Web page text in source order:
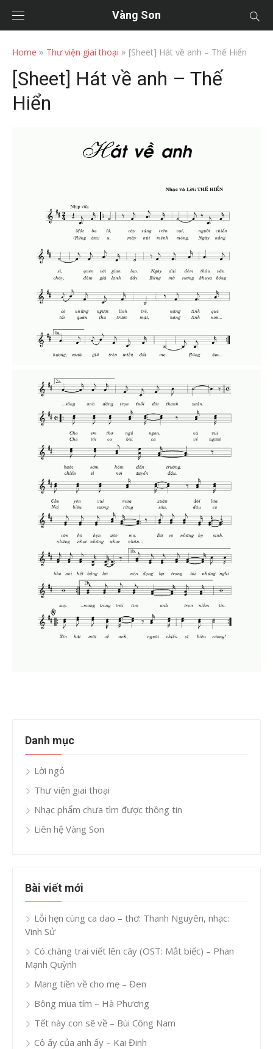
Vàng Son
Home » Thư viện giai thoại » [Sheet] Hát về anh – Thế Hiển
[Sheet] Hát về anh – Thế
Hiển
Danh mục
Lời ngỏ
Thư viện giai thoại
Nhạc phẩm chưa tìm được thông tin
Liên hệ Vàng Son
Bài viết mới
Lỗi hẹn cùng ca dao – thơ: Thanh Nguyên, nhạc:
Vinh Sử
Có chàng trai viết lên cây (OST: Mắt biếc) – Phan
Mạnh Quỳnh
Mang tiền về cho mẹ – Đen
Bông mua tím – Hà Phương
Tết này con sẽ về – Bùi Công Nam
Cô ấy của anh ấy – Kai Đinh